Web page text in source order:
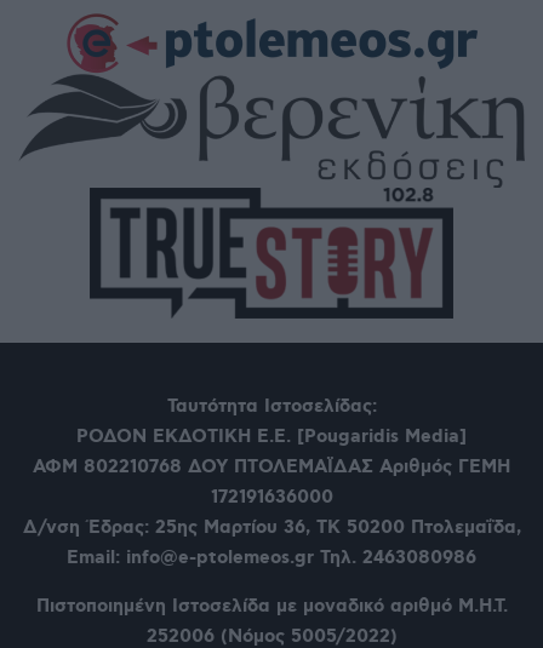
Ταυτότητα Ιστοσελίδας:
ΡΟΔΟΝ ΕΚΔΟΤΙΚΗ Ε.Ε. [Pougaridis Media]
ΑΦΜ 802210768 ΔΟΥ ΠΤΟΛΕΜΑΪΔΑΣ Αριθμός ΓΕΜΗ
172191636000
Δ/νση Έδρας: 25ης Μαρτίου 36, ΤΚ 50200 Πτολεμαΐδα,
Email: info@e-ptolemeos.gr Τηλ. 2463080986
Πιστοποιημένη Ιστοσελίδα με μοναδικό αριθμό Μ.Η.Τ.
252006 (Νόμος 5005/2022)